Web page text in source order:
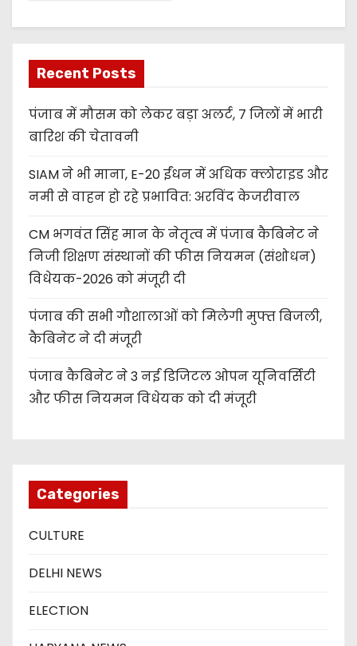
Recent Posts
पंजाब में मौसम को लेकर बड़ा अलर्ट, 7 जिलों में भारी
बारिश की चेतावनी
SIAM ने भी माना, E-20 ईंधन में अधिक क्लोराइड और
नमी से वाहन हो रहे प्रभावित: अरविंद केजरीवाल
CM भगवंत सिंह मान के नेतृत्व में पंजाब कैबिनेट ने
निजी शिक्षण संस्थानों की फीस नियमन (संशोधन)
विधेयक-2026 को मंजूरी दी
पंजाब की सभी गौशालाओं को मिलेगी मुफ्त बिजली,
कैबिनेट ने दी मंजूरी
पंजाब कैबिनेट ने 3 नई डिजिटल ओपन यूनिवर्सिटी
और फीस नियमन विधेयक को दी मंजूरी
Categories
CULTURE
DELHI NEWS
ELECTION